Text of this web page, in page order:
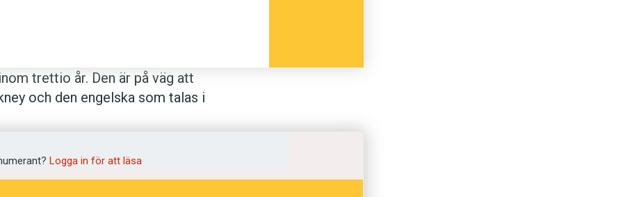
trettio år. Den är på väg att
och den engelska som talas i
år.
Logga in för att läsa